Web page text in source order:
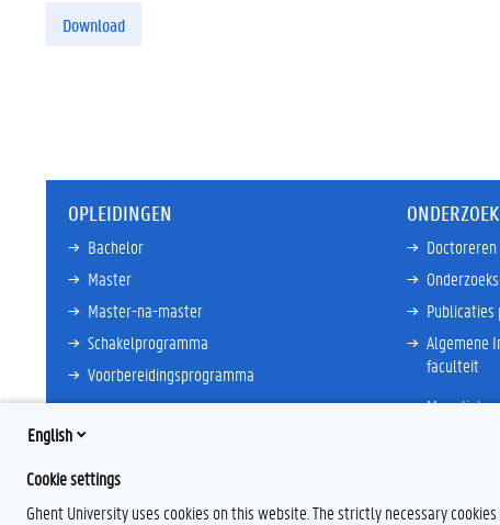
Download
OPLEIDINGEN
Bachelor
Master
Master-na-master
Schakelprogramma
Voorbereidingsprogramma
ONDERZOEK
Doctoreren
Publicaties
Algemene
faculteit
Meer links
English
Cookie settings
Ghent University uses cookies on this website. The strictly necessary